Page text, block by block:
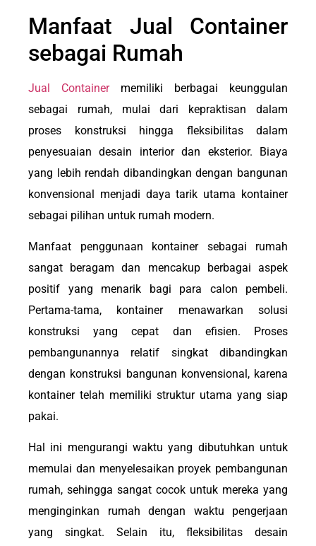
Manfaat Jual Container
sebagai Rumah
Jual Containermemiliki berbagai keunggulan
sebagai rumah, mulai dari kepraktisan dalam
proses konstruksi hingga fleksibilitas dalam
penyesuaian desain interior dan eksterior. Biaya
yang lebih rendah dibandingkan dengan bangunan
konvensional menjadi daya tarik utama kontainer
sebagai pilihan untuk rumah modern.
Manfaat penggunaan kontainer sebagai rumah
sangat beragam dan mencakup berbagai aspek
positif yang menarik bagi para calon pembeli.
Pertama-tama, kontainer menawarkan solusi
konstruksi yang cepat dan efisien. Proses
pembangunannya relatif singkat dibandingkan
dengan konstruksi bangunan konvensional, karena
kontainer telah memiliki struktur utama yang siap
pakai.
Hal ini mengurangi waktu yang dibutuhkan untuk
memulai dan menyelesaikan proyek pembangunan
rumah, sehingga sangat cocok untuk mereka yang
menginginkan rumah dengan waktu pengerjaan
yang singkat. Selain itu, fleksibilitas desain